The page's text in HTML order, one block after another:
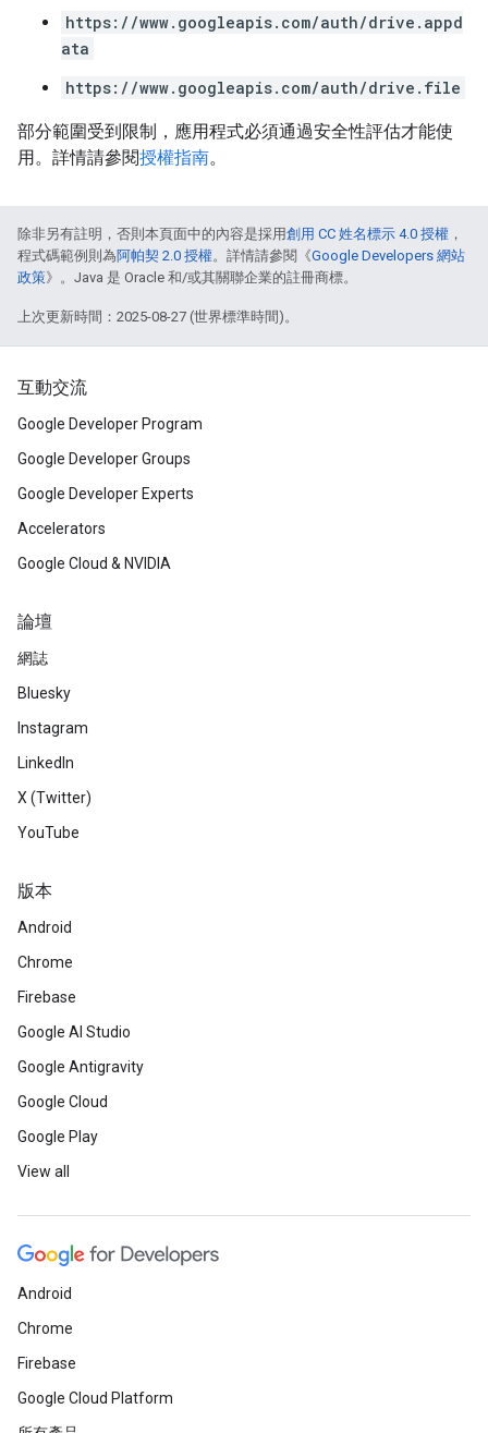
https://www.googleapis.com/auth/drive.appd
ata
https://www.googleapis.com/auth/drive.file
部分範圍受到限制，應用程式必須通過安全性評估才能使
用。詳情請參閱授權指南。
除非另有註明，否則本頁面中的內容是採用創用 CC 姓名標示 4.0 授權 ，
程式碼範例則為阿帕契 2.0 授權。詳情請參閱《Google Developers 網站
政策》。Java 是 Oracle 和/或其關聯企業的註冊商標。
上次更新時間：2025-08-27 (世界標準時間)。
互動交流
Google Developer Program
Google Developer Groups
Google Developer Experts
Accelerators
Google Cloud & NVIDIA
論壇
網誌
Bluesky
Instagram
LinkedIn
X (Twitter)
YouTube
版本
Android
Chrome
Firebase
Google AI Studio
Google Antigravity
Google Cloud
Google Play
View all
Android
Chrome
Firebase
Google Cloud Platform